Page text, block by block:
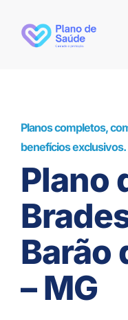
Planos completos,
benefícios exclusivos.
Plano
Barão
– MG